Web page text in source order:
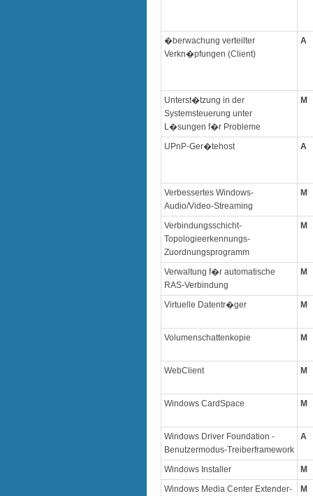
�berwachung verteilter
Verkn�pfungen (Client)
A
Unterst�tzung in der
Systemsteuerung unter
L�sungen f�r Probleme
M
UPnP-Ger�tehost A
Verbessertes Windows-
Audio/Video-Streaming
M
Verbindungsschicht-
Topologieerkennungs-
Zuordnungsprogramm
M
Verwaltung f�r automatische
RAS-Verbindung
M
Virtuelle Datentr�ger M
Volumenschattenkopie M
WebClient M
Windows CardSpace M
Windows Driver Foundation -
Benutzermodus-Treiberframework
A
Windows Installer
M
Windows Media Center Extender-
M